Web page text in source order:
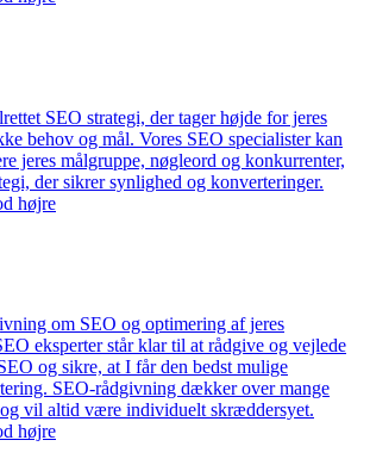
SEO strategi, der tager højde for jeres
behov og mål. Vores SEO specialister kan
jeres målgruppe, nøgleord og konkurrenter,
der sikrer synlighed og konverteringer.
om SEO og optimering af jeres
eksperter står klar til at rådgive og vejlede
og sikre, at I får den bedst mulige
SEO-rådgivning dækker over mange
vil altid være individuelt skræddersyet.